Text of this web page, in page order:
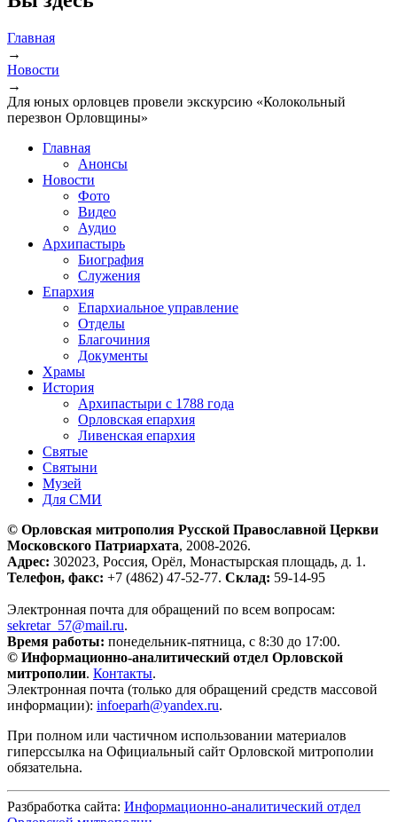
Главная
→
Новости
→
Для юных орловцев провели экскурсию «Колокольный
перезвон Орловщины»
Главная
Анонсы
Новости
Фото
Видео
Аудио
Архипастырь
Биография
Служения
Епархия
Епархиальное управление
Отделы
Благочиния
Документы
Храмы
История
Архипастыри с 1788 года
Орловская епархия
Ливенская епархия
Святые
Святыни
Музей
Для СМИ
© Орловская митрополия Русской Православной Церкви
Московского Патриархата, 2008-2026.
Адрес: 302023, Россия, Орёл, Монастырская площадь, д. 1.
Телефон, факс: +7 (4862) 47-52-77. Склад: 59-14-95
Электронная почта для обращений по всем вопросам:
sekretar_57@mail.ru.
Время работы: понедельник-пятница, с 8:30 до 17:00.
© Информационно-аналитический отдел Орловской
митрополии. Контакты.
Электронная почта (только для обращений средств массовой
информации): infoeparh@yandex.ru.
При полном или частичном использовании материалов
гиперссылка на Официальный сайт Орловской митрополии
обязательна.
Разбработка сайта: Информационно-аналитический отдел